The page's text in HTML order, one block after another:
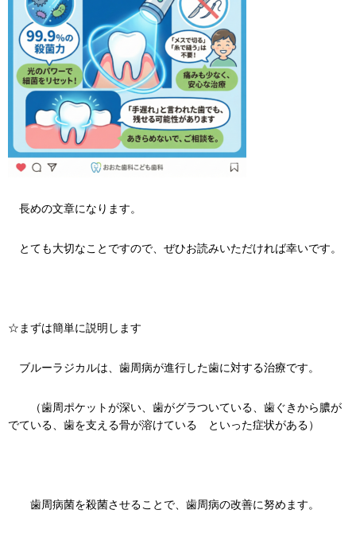
長めの文章になります。
とても大切なことですので、ぜひお読みいただければ幸いです。
☆まずは簡単に説明します
ブルーラジカルは、歯周病が進行した歯に対する治療です。
（歯周ポケットが深い、歯がグラついている、歯ぐきから膿が
でている、歯を支える骨が溶けている といった症状がある）
歯周病菌を殺菌させることで、歯周病の改善に努めます。